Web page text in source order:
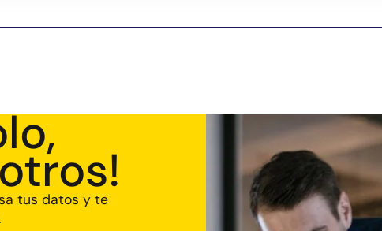
tus datos y te